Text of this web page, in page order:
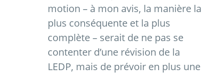
motion – à mon avis, la manière la
plus conséquente et la plus
complète – serait de ne pas se
contenter d’une révision de la
LEDP, mais de prévoir en plus une